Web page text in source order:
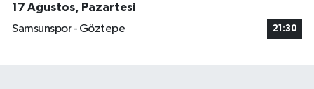
17 Ağustos, Pazartesi
Samsunspor - Göztepe
21:30